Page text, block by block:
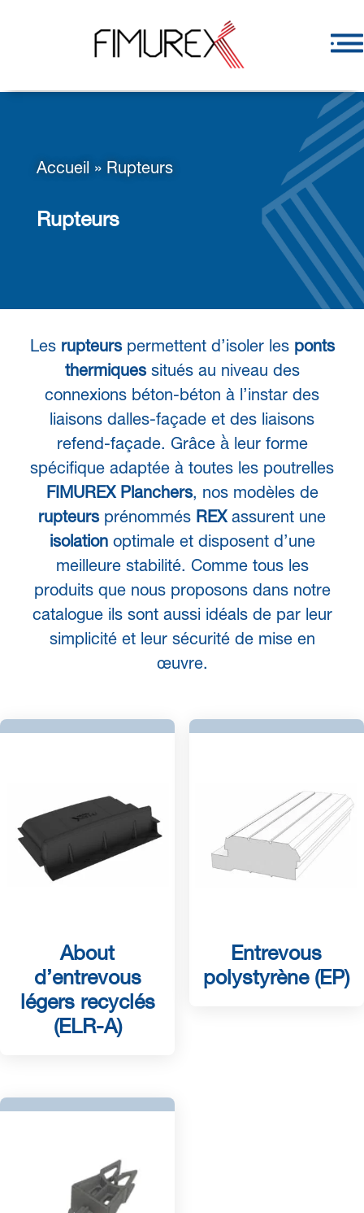
Accueil » Rupteurs
Rupteurs
Les rupteurspermettent d’isoler les ponts
thermiquessitués au niveau des
connexions béton-béton à l’instar des
liaisons dalles-façade et des liaisons
refend-façade. Grâce à̀ leur forme
spécifique adaptée à toutes les poutrelles
FIMUREX Planchers, nos modèles de
rupteursprénommés REXassurent une
isolationoptimale et disposent d’une
meilleure stabilité. Comme tous les
produits que nous proposons dans notre
catalogue ils sont aussi idéals de par leur
simplicité et leur sécurité de mise en
œuvre.
About
d’entrevous
légers recyclés
(ELR-A)
Entrevous
polystyrène (EP)